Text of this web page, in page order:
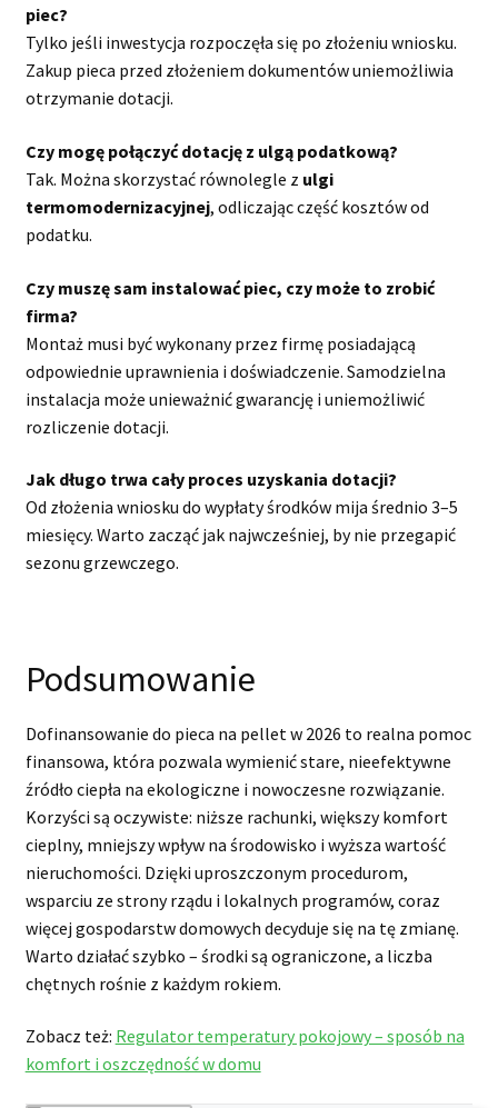
piec?
Tylko jeśli inwestycja rozpoczęła się po złożeniu wniosku.
Zakup pieca przed złożeniem dokumentów uniemożliwia
otrzymanie dotacji.
Czy mogę połączyć dotację z ulgą podatkową?
Tak. Można skorzystać równolegle z ulgi
termomodernizacyjnej, odliczając część kosztów od
podatku.
Czy muszę sam instalować piec, czy może to zrobić
firma?
Montaż musi być wykonany przez firmę posiadającą
odpowiednie uprawnienia i doświadczenie. Samodzielna
instalacja może unieważnić gwarancję i uniemożliwić
rozliczenie dotacji.
Jak długo trwa cały proces uzyskania dotacji?
Od złożenia wniosku do wypłaty środków mija średnio 3–5
miesięcy. Warto zacząć jak najwcześniej, by nie przegapić
sezonu grzewczego.
Podsumowanie
Dofinansowanie do pieca na pellet w 2026 to realna pomoc
finansowa, która pozwala wymienić stare, nieefektywne
źródło ciepła na ekologiczne i nowoczesne rozwiązanie.
Korzyści są oczywiste: niższe rachunki, większy komfort
cieplny, mniejszy wpływ na środowisko i wyższa wartość
nieruchomości. Dzięki uproszczonym procedurom,
wsparciu ze strony rządu i lokalnych programów, coraz
więcej gospodarstw domowych decyduje się na tę zmianę.
Warto działać szybko – środki są ograniczone, a liczba
chętnych rośnie z każdym rokiem.
Zobacz też: Regulator temperatury pokojowy – sposób na
komfort i oszczędność w domu